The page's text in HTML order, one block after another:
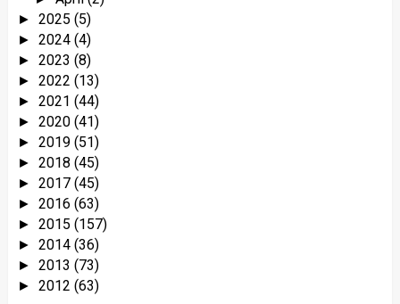
► 2025 (5)
► 2024 (4)
► 2023 (8)
► 2022 (13)
► 2021 (44)
► 2020 (41)
► 2019 (51)
► 2018 (45)
► 2017 (45)
► 2016 (63)
► 2015 (157)
► 2014 (36)
► 2013 (73)
► 2012 (63)